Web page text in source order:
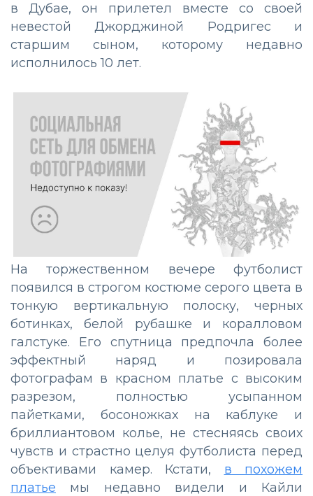
в Дубае, он прилетел вместе со своей
невестой Джорджиной Родригес и
старшим сыном, которому недавно
исполнилось 10 лет.
На торжественном вечере футболист
появился в строгом костюме серого цвета в
тонкую вертикальную полоску, черных
ботинках, белой рубашке и коралловом
галстуке. Его спутница предпочла более
эффектный наряд и позировала
фотографам в красном платье с высоким
разрезом, полностью усыпанном
пайетками, босоножках на каблуке и
бриллиантовом колье, не стесняясь своих
чувств и страстно целуя футболиста перед
объективами камер. Кстати, в похожем
платье мы недавно видели и Кайли